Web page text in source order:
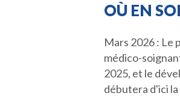
OÙ EN
Mars 2026 : Le
médico-
2025, et le
débutera d'ici